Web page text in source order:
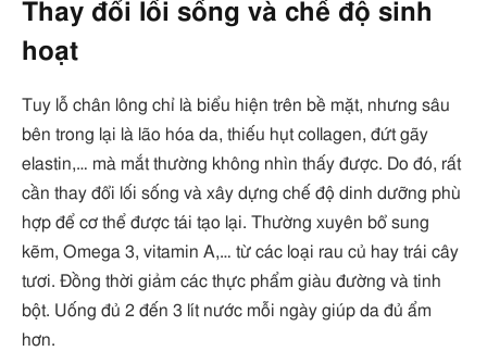
Thay đổi lối sống và chế độ sinh
hoạt
Tuy lỗ chân lông chỉ là biểu hiện trên bề mặt, nhưng sâu
bên trong lại là lão hóa da, thiếu hụt collagen, đứt gãy
elastin,… mà mắt thường không nhìn thấy được. Do đó, rất
cần thay đổi lối sống và xây dựng chế độ dinh dưỡng phù
hợp để cơ thể được tái tạo lại. Thường xuyên bổ sung
kẽm, Omega 3, vitamin A,… từ các loại rau củ hay trái cây
tươi. Đồng thời giảm các thực phẩm giàu đường và tinh
bột. Uống đủ 2 đến 3 lít nước mỗi ngày giúp da đủ ẩm
hơn.